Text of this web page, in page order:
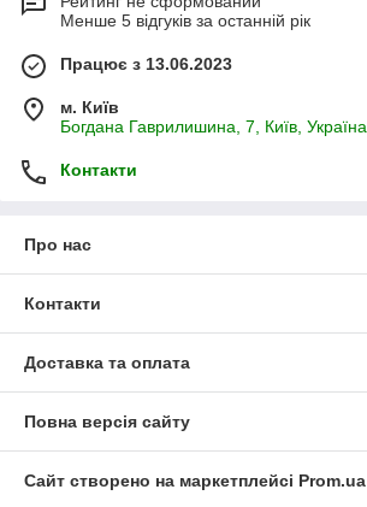
Менше 5 відгуків за останній рік
Працює з 13.06.2023
м. Київ
Богдана Гаврилишина, 7, Київ, Україна
Контакти
Про нас
Контакти
Доставка та оплата
Повна версія сайту
Сайт створено на маркетплейсі Prom.ua